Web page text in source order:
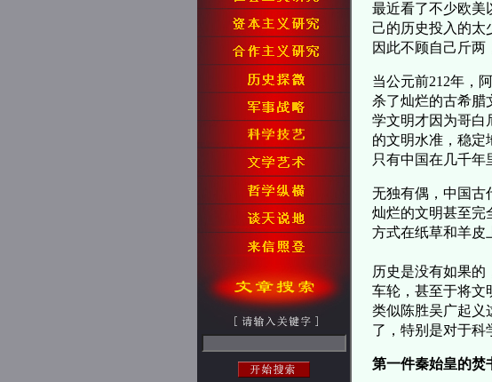
最近看了不少欧美
己的历史投入的太
因此不顾自己
当公元前212年，
杀了灿烂的古希腊
学文明才因为哥白
的文明水准，稳定
只有中国在几千年
无独有偶，中国古
灿烂的文明甚至完
方式在纸草和羊皮
历史是没有如果
车轮，甚至于将文
类似陈胜吴广起义
了，特别是对于
第一件秦始皇的焚